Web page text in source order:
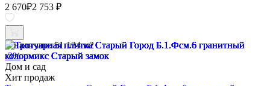
2 670₽2 753 ₽
В наличии: 51.134 м2
-3%
Дом и сад
Хит продаж